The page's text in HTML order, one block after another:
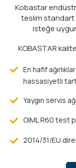
Kobastar
teslim standart
isteğe
KOBASTAR
En hafif
hassasiyetli
Yaygın servis ağı
OIML R60 test
2014/31/EU